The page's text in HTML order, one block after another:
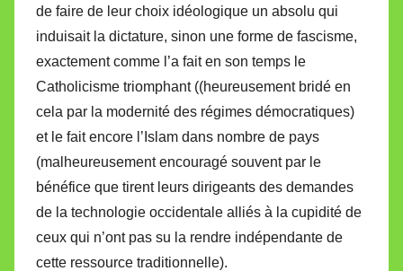
de faire de leur choix idéologique un absolu qui
induisait la dictature, sinon une forme de fascisme,
exactement comme l’a fait en son temps le
Catholicisme triomphant ((heureusement bridé en
cela par la modernité des régimes démocratiques)
et le fait encore l’Islam dans nombre de pays
(malheureusement encouragé souvent par le
bénéfice que tirent leurs dirigeants des demandes
de la technologie occidentale alliés à la cupidité de
ceux qui n’ont pas su la rendre indépendante de
cette ressource traditionnelle).